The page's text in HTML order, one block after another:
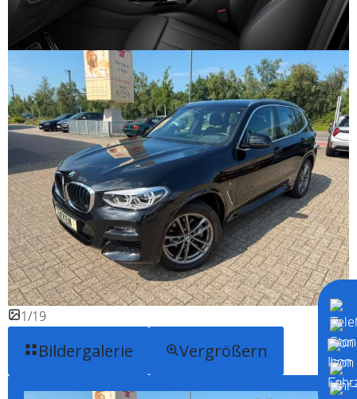
1/19
Bildergalerie Vergrößern